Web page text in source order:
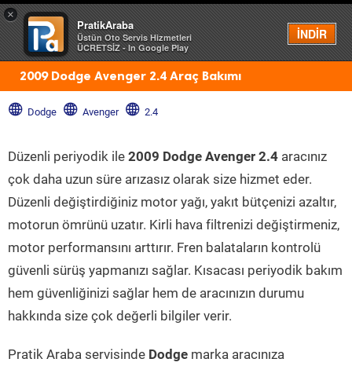
×
PratikAraba
Üstün Oto Servis Hizmetleri
ÜCRETSİZ - In Google Play
İNDİR
Menü
2009 Dodge Avenger 2.4 Araç Bakımı
Dodge Avenger 2.4
Düzenli periyodik ile 2009 Dodge Avenger 2.4 aracınız
çok daha uzun süre arızasız olarak size hizmet eder.
Düzenli değiştirdiğiniz motor yağı, yakıt bütçenizi azaltır,
motorun ömrünü uzatır. Kirli hava filtrenizi değiştirmeniz,
motor performansını arttırır. Fren balataların kontrolü
güvenli sürüş yapmanızı sağlar. Kısacası periyodik bakım
hem güvenliğinizi sağlar hem de aracınızın durumu
hakkında size çok değerli bilgiler verir.
Pratik Araba servisinde Dodge marka aracınıza